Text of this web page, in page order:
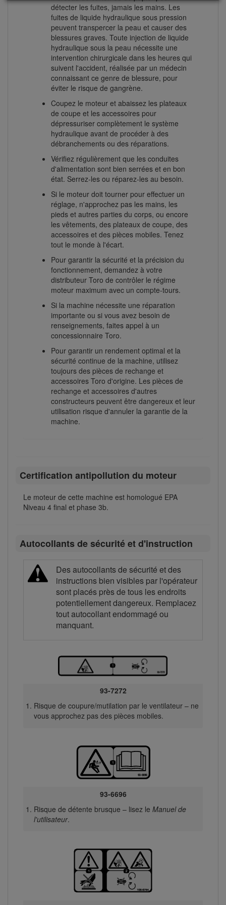
détecter les fuites, jamais les mains. Les
fuites de liquide hydraulique sous pression
peuvent transpercer la peau et causer des
blessures graves. Toute injection de liquide
hydraulique sous la peau nécessite une
intervention chirurgicale dans les heures qui
suivent l'accident, réalisée par un médecin
connaissant ce genre de blessure, pour
éviter le risque de gangrène.
Coupez le moteur et abaissez les plateaux
de coupe et les accessoires pour
dépressuriser complètement le système
hydraulique avant de procéder à des
débranchements ou des réparations.
Vérifiez régulièrement que les conduites
d'alimentation sont bien serrées et en bon
état. Serrez-les ou réparez-les au besoin.
Si le moteur doit tourner pour effectuer un
réglage, n'approchez pas les mains, les
pieds et autres parties du corps, ou encore
les vêtements, des plateaux de coupe, des
accessoires et des pièces mobiles. Tenez
tout le monde à l'écart.
Pour garantir la sécurité et la précision du
fonctionnement, demandez à votre
distributeur Toro de contrôler le régime
moteur maximum avec un compte-tours.
Si la machine nécessite une réparation
importante ou si vous avez besoin de
renseignements, faites appel à un
concessionnaire Toro.
Pour garantir un rendement optimal et la
sécurité continue de la machine, utilisez
toujours des pièces de rechange et
accessoires Toro d'origine. Les pièces de
rechange et accessoires d'autres
constructeurs peuvent être dangereux et leur
utilisation risque d'annuler la garantie de la
machine.
Certification antipollution du moteur
Le moteur de cette machine est homologué EPA
Niveau 4 final et phase 3b.
Autocollants de sécurité et d'instruction
Des autocollants de sécurité et des
instructions bien visibles par l'opérateur
sont placés près de tous les endroits
potentiellement dangereux. Remplacez
tout autocollant endommagé ou
manquant.
93-7272
Risque de coupure/mutilation par le ventilateur – ne
vous approchez pas des pièces mobiles.
93-6696
Risque de détente brusque – lisez le Manuel de
l'utilisateur.